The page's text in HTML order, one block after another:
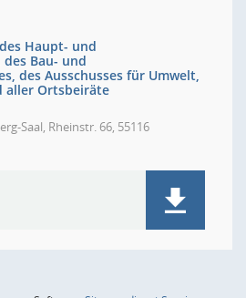
Haupt- und
des Bau- und
des Ausschusses für Umwelt,
aller Ortsbeiräte
Saal, Rheinstr. 66, 55116